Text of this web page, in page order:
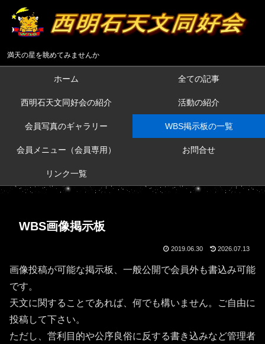
満天の星を眺めてみませんか
ホーム 全ての記事
西明石天文同好会の紹介 活動の紹介
会員写真のギャラリー WBS掲示板の一覧
会員メニュー（会員専用） お問合せ
リンク一覧
WBS画像掲示板
2019.06.30 2026.07.13
画像投稿が可能な掲示板、一般公開で会員外も書込み可能
です。
天文に関することであれば、何でも構いません。ご自由に
投稿して下さい。
ただし、営利目的や公序良俗に反する書き込みなど管理者